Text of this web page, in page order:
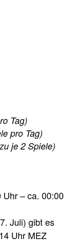
Tag)
pro Tag)
je 2 Spiele)
Uhr – ca. 00:00
Juli) gibt es
Uhr MEZ